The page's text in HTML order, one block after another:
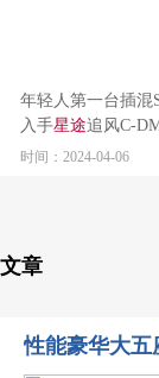
年轻人第一台插混
入手星途追风C-
时间：2024-04-06
文章
性能豪华大五